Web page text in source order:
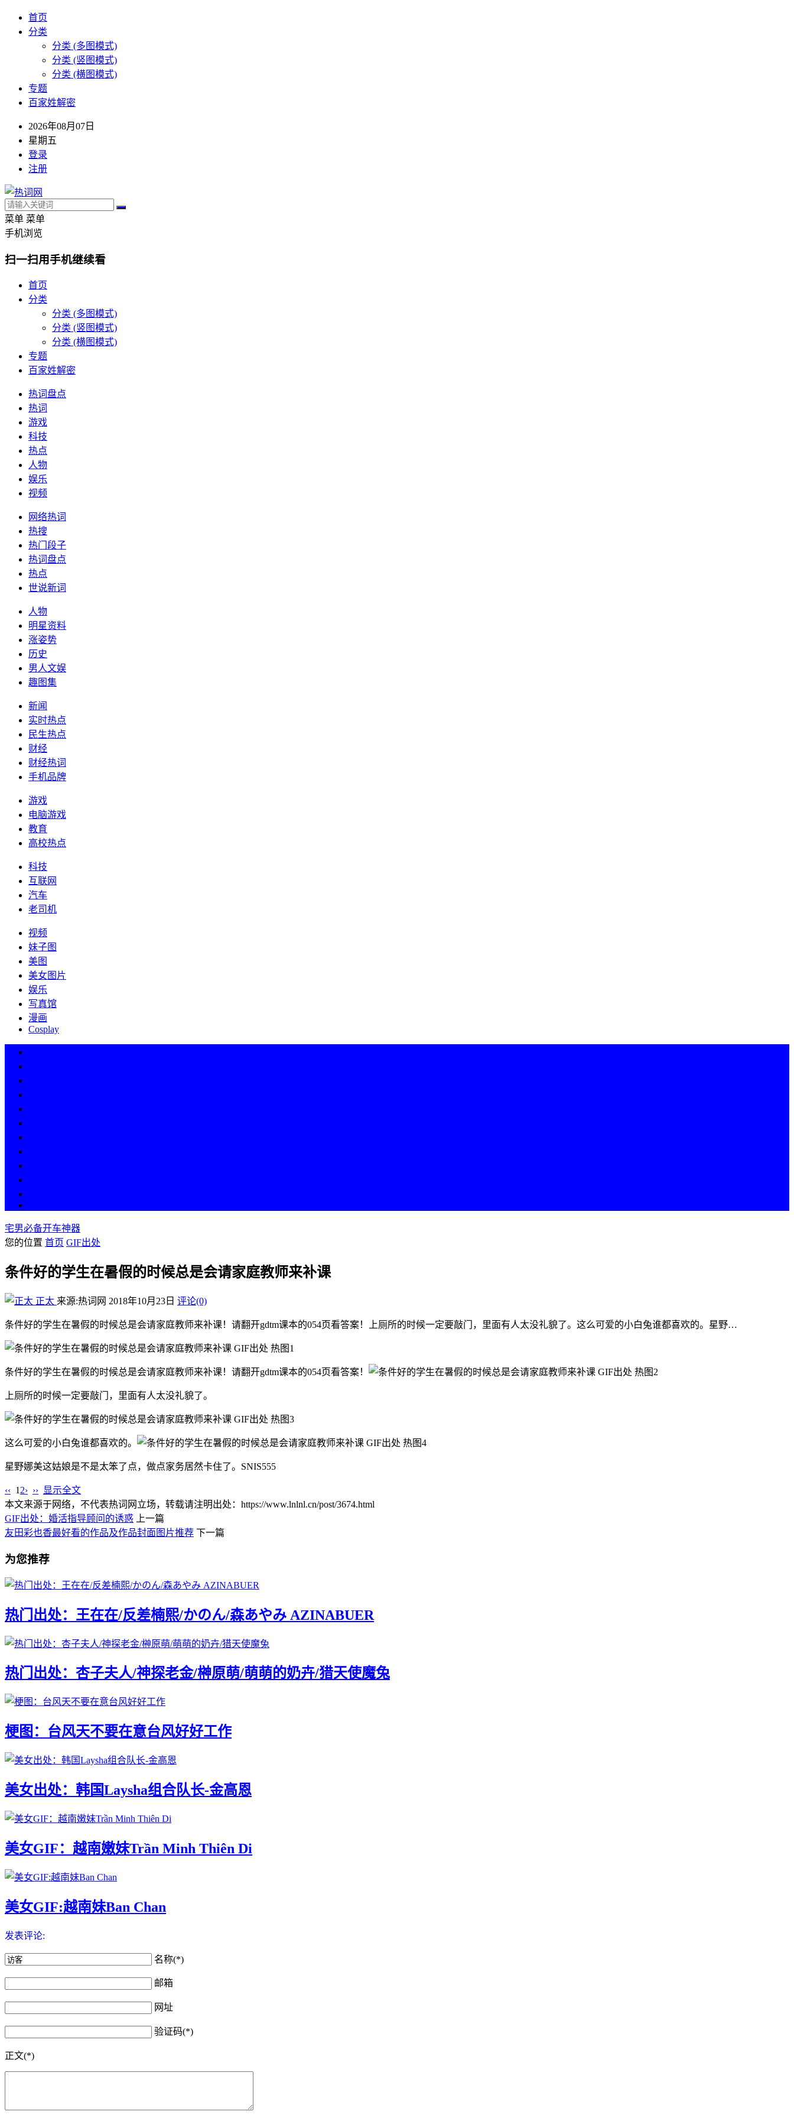
首页
分类
分类 (多图模式)
分类 (竖图模式)
分类 (横图模式)
专题
百家姓解密
2026年08月07日
星期五
登录
注册
菜单 菜单
手机浏览
扫一扫用手机继续看
首页
分类
分类 (多图模式)
分类 (竖图模式)
分类 (横图模式)
专题
百家姓解密
热词盘点
热词
游戏
科技
热点
人物
娱乐
视频
网络热词
热搜
热门段子
热词盘点
热点
世说新词
人物
明星资料
涨姿势
历史
男人文娱
趣图集
新闻
实时热点
民生热点
财经
财经热词
手机品牌
游戏
电脑游戏
教育
高校热点
科技
互联网
汽车
老司机
视频
妹子图
美图
美女图片
娱乐
写真馆
漫画
Cosplay
宅男必备开车神器
您的位置 首页 GIF出处
条件好的学生在暑假的时候总是会请家庭教师来补课
正太 来源:热词网 2018年10月23日 评论(0)
条件好的学生在暑假的时候总是会请家庭教师来补课！请翻开gdtm课本的054页看答案！上厕所的时候一定要敲门，里面有人太没礼貌了。这么可爱的小白兔谁都喜欢的。星野…
条件好的学生在暑假的时候总是会请家庭教师来补课！请翻开gdtm课本的054页看答案！
上厕所的时候一定要敲门，里面有人太没礼貌了。
这么可爱的小白兔谁都喜欢的。
星野娜美这姑娘是不是太笨了点，做点家务居然卡住了。SNIS555
‹‹ 1 2› ›› 显示全文
本文来源于网络，不代表热词网立场，转载请注明出处：https://www.lnlnl.cn/post/3674.html
GIF出处：婚活指导顾问的诱惑
上一篇
友田彩也香最好看的作品及作品封面图片推荐 下一篇
为您推荐
热门出处：王在在/反差楠熙/かのん/森あやみ AZINABUER
热门出处：杏子夫人/神探老金/榊原萌/萌萌的奶卉/猎天使魔兔
梗图：台风天不要在意台风好好工作
美女出处：韩国Laysha组合队长-金高恩
美女GIF：越南嫩妹Trần Minh Thiên Di
美女GIF:越南妹Ban Chan
发表评论:
名称(*)
邮箱
网址
验证码(*)
正文(*)